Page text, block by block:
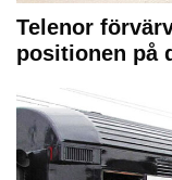
Telenor
positionen på